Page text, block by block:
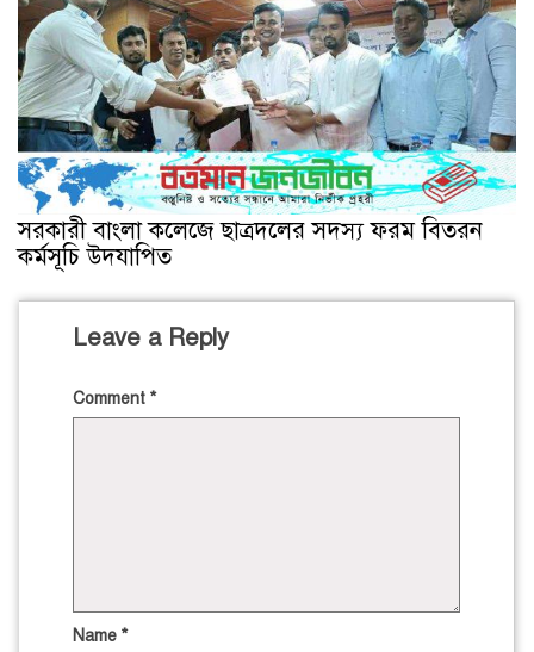
সরকারী বাংলা কলেজে ছাত্রদলের সদস্য ফরম বিতরন
কর্মসূচি উদযাপিত
Leave a Reply
Comment *
Name *